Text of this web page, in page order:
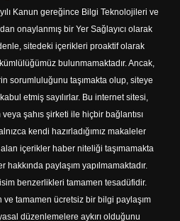
Kanun gereğince Bilgi Teknolojileri ve
onaylanmış bir Yer Sağlayıcı olarak
sitedeki içerikleri proaktif olarak
bulunmamaktadır. Ancak,
sorumluluğunu taşımakta olup, siteye
etmiş sayılırlar. Bu internet sitesi,
şahıs şirketi ile hiçbir bağlantısı
kendi hazırladığımız makaleler
içerikler haber niteliği taşımamakta
paylaşım yapılmamaktadır.
benzerlikleri tamamen tesadüfidir.
ve tamamen ücretsiz bir bilgi paylaşım
düzenlemelere aykırı olduğunu